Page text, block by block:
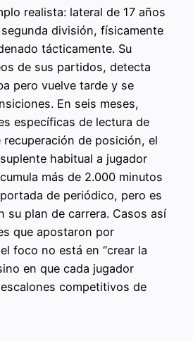
realista: lateral de 17 años
división, físicamente
tácticamente. Su
de sus partidos, detecta
pero vuelve tarde y se
En seis meses,
específicas de lectura de
de posición, el
habitual a jugador
más de 2.000 minutos
de periódico, pero es
su plan de carrera. Casos así
que apostaron por
foco no está en “crear la
en que cada jugador
competitivos de